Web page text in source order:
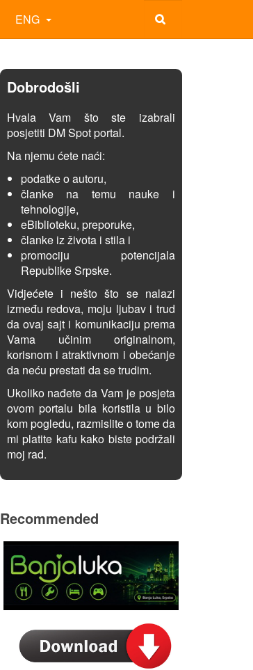
ENG
Dobrodošli
Hvala Vam što ste izabrali
posjetiti DM Spot portal.
Na njemu ćete naći:
podatke o autoru,
članke na temu nauke i
tehnologije,
eBiblioteku, preporuke,
članke iz života i stila i
promociju potencijala
Republike Srpske.
Vidjećete i nešto što se nalazi
između redova, moju ljubav i trud
da ovaj sajt i komunikaciju prema
Vama učinim originalnom,
korisnom i atraktivnom i obećanje
da neću prestati da se trudim.
Ukoliko nađete da Vam je posjeta
ovom portalu bila koristila u bilo
kom pogledu, razmislite o tome da
mi platite kafu kako biste podržali
moj rad.
Recommended